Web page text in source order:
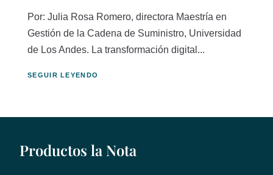
Por: Julia Rosa Romero, directora Maestría en
Gestión de la Cadena de Suministro, Universidad
de Los Andes. La transformación digital...
SEGUIR LEYENDO
Productos la Nota